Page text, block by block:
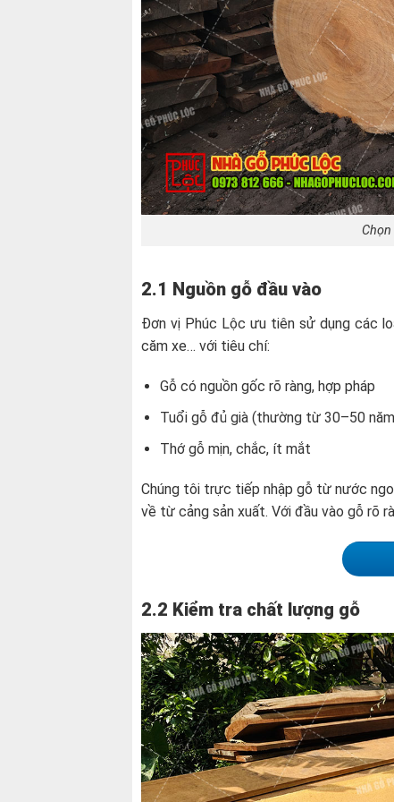
2.1 Nguồn gỗ đầu vào
Đơn vị Phúc Lộc ưu tiên sử dụng các
căm xe… với tiêu chí:
Gỗ có nguồn gốc rõ ràng, hợp pháp
Tuổi gỗ đủ già (thường từ 30–50
Thớ gỗ mịn, chắc, ít mắt
Chúng tôi trực tiếp nhập gỗ từ nước
về từ cảng sản xuất. Với đầu vào gỗ rõ
2.2 Kiểm tra chất lượng gỗ